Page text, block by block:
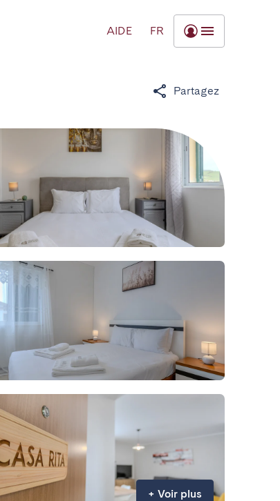
AIDE FR
Partagez
+ Voir plus